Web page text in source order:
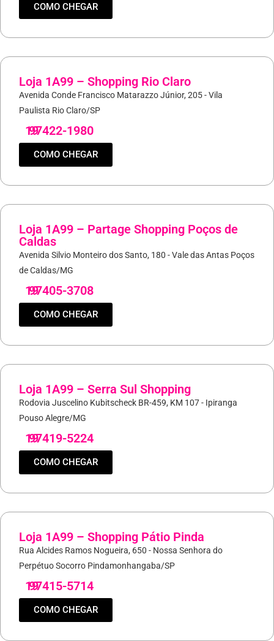
COMO CHEGAR
Loja 1A99 – Shopping Rio Claro
Avenida Conde Francisco Matarazzo Júnior, 205 - Vila
Paulista Rio Claro/SP
19
97422-1980
COMO CHEGAR
Loja 1A99 – Partage Shopping Poços de
Caldas
Avenida Silvio Monteiro dos Santo, 180 - Vale das Antas Poços
de Caldas/MG
19
97405-3708
COMO CHEGAR
Loja 1A99 – Serra Sul Shopping
Rodovia Juscelino Kubitscheck BR-459, KM 107 - Ipiranga
Pouso Alegre/MG
19
97419-5224
COMO CHEGAR
Loja 1A99 – Shopping Pátio Pinda
Rua Alcides Ramos Nogueira, 650 - Nossa Senhora do
Perpétuo Socorro Pindamonhangaba/SP
19
97415-5714
COMO CHEGAR